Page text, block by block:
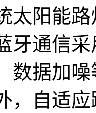
太阳能
牙通信
数据加
，自适